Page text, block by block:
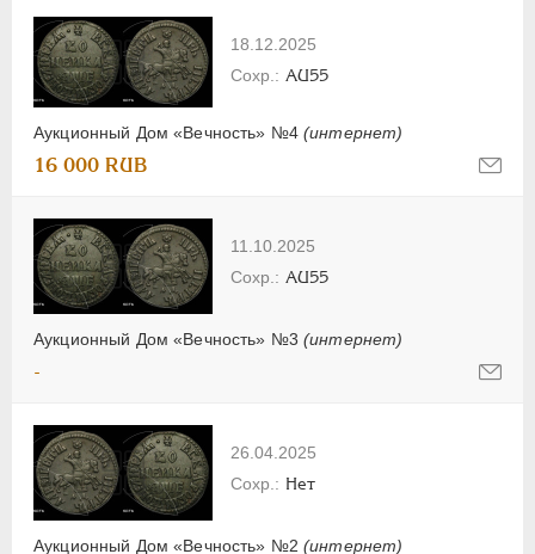
18.12.2025
Аукционный Дом «Вечность» №4(интернет)
AU55
16 000 RUB
11.10.2025
Аукционный Дом «Вечность» №3(интернет)
AU55
-
26.04.2025
Аукционный Дом «Вечность» №2(интернет)
Нет